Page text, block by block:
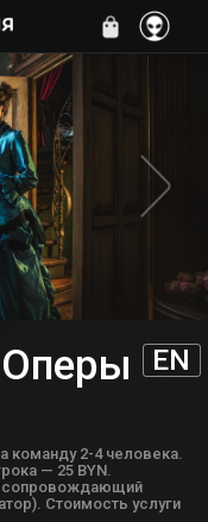
EN
команду 2-4 человека.
— 25 BYN.
сопровождающий
Стоимость услуги